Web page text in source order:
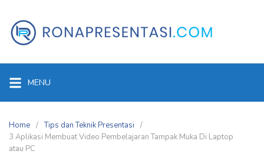
content
MENU
Home
Tips dan Teknik Presentasi
3 Aplikasi Membuat Video Pembelajaran Tampak Muka Di Laptop
atau PC